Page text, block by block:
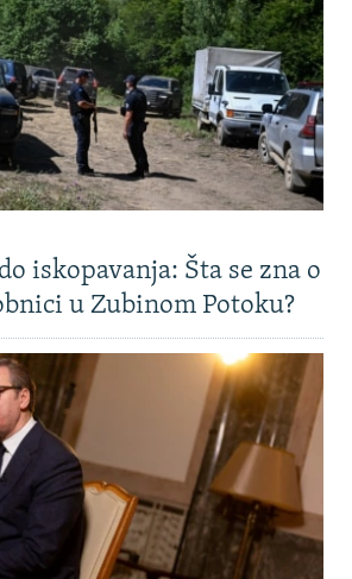
iskopavanja: Šta se zna o
u Zubinom Potoku?